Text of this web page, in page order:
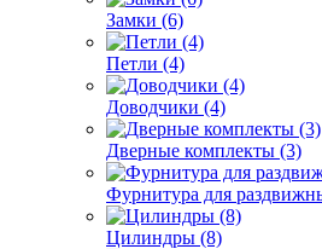
Замки (6)
Петли (4)
Доводчики (4)
Дверные комплекты (3)
Фурнитура для
Цилиндры (8)